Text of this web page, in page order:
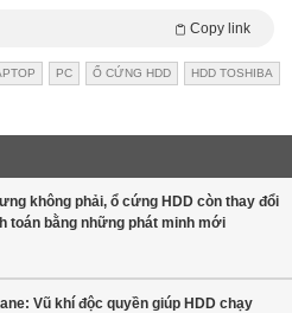
Copy link
PC Ổ CỨNG HDD HDD TOSHIBA
không phải, ổ cứng HDD còn thay đổi
toán bằng những phát minh mới
Vũ khí độc quyền giúp HDD chạy